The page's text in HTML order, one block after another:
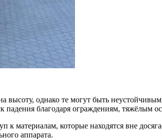
высоту, однако те могут быть
падения благодаря ограждениям, тяжёлым
к материалам, которые находятся вне
аппарата.